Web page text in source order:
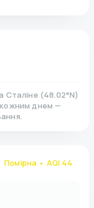
Сталіне (48.02°N)
кожним днем —
Помірна • AQI 44